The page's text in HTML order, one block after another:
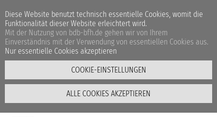
Diese Website benutzt technisch essentielle Cookies, womit die
Funktionalität dieser Website erleichtert wird.
Mit der Nutzung von bdb-bfh.de gehen wir von Ihrem
Einverständnis mit der Verwendung von essentiellen Cookies aus.
Nur essentielle Cookies akzeptieren
COOKIE-EINSTELLUNGEN
ALLE COOKIES AKZEPTIEREN